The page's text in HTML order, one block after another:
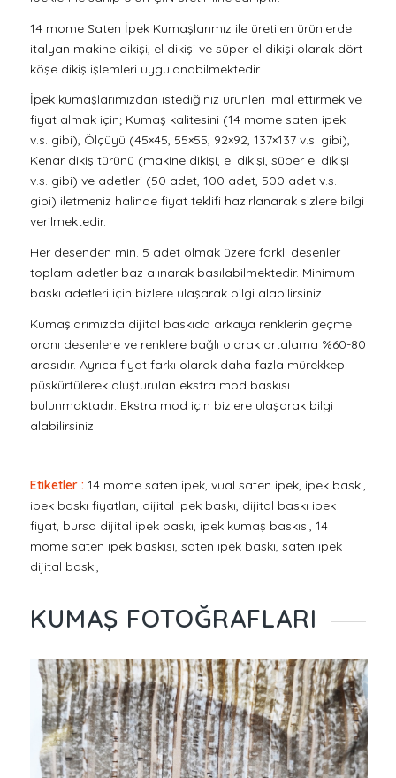
14 mome Saten İpek Kumaşlarımız ile üretilen ürünlerde
italyan makine dikişi, el dikişi ve süper el dikişi olarak dört
köşe dikiş işlemleri uygulanabilmektedir.
İpek kumaşlarımızdan istediğiniz ürünleri imal ettirmek ve
fiyat almak için; Kumaş kalitesini (14 mome saten ipek
v.s. gibi), Ölçüyü (45×45, 55×55, 92×92, 137×137 v.s. gibi),
Kenar dikiş türünü (makine dikişi, el dikişi, süper el dikişi
v.s. gibi) ve adetleri (50 adet, 100 adet, 500 adet v.s.
gibi) iletmeniz halinde fiyat teklifi hazırlanarak sizlere bilgi
verilmektedir.
Her desenden min. 5 adet olmak üzere farklı desenler
toplam adetler baz alınarak basılabilmektedir. Minimum
baskı adetleri için bizlere ulaşarak bilgi alabilirsiniz.
Kumaşlarımızda dijital baskıda arkaya renklerin geçme
oranı desenlere ve renklere bağlı olarak ortalama %60-80
arasıdır. Ayrıca fiyat farkı olarak daha fazla mürekkep
püskürtülerek oluşturulan ekstra mod baskısı
bulunmaktadır. Ekstra mod için bizlere ulaşarak bilgi
alabilirsiniz.
Etiketler : 14 mome saten ipek, vual saten ipek, ipek baskı,
ipek baskı fiyatları, dijital ipek baskı, dijital baskı ipek
fiyat, bursa dijital ipek baskı, ipek kumaş baskısı, 14
mome saten ipek baskısı, saten ipek baskı, saten ipek
dijital baskı,
KUMAŞ FOTOĞRAFLARI